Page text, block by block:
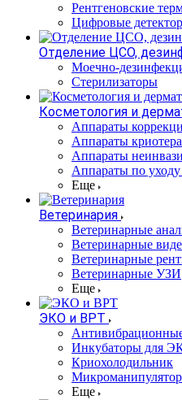
Рентгеновские
Цифровые
Отделение ЦСО,
Моечно-
Стерилизаторы
Косметология и
Аппараты
Аппараты
Аппараты
Аппараты по
Еще
Ветеринария
Ветеринарные
Ветеринарные
Ветеринарные
Ветеринарные УЗИ
Еще
ЭКО и ВРТ
Инкубаторы для
Криохолодильник
Еще